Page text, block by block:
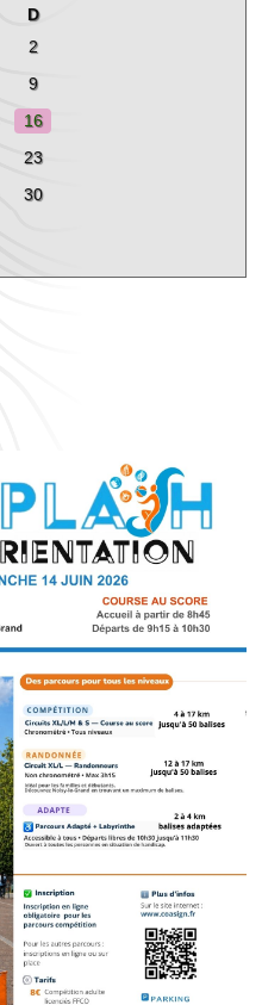
D
2
9
16
23
30